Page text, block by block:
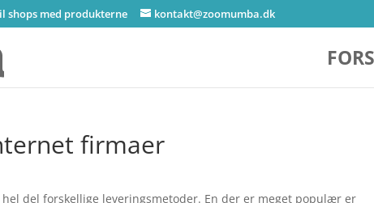
shops med produkterne kontakt@zoomumba.dk
firmaer
del forskellige leveringsmetoder. En der er meget populær er